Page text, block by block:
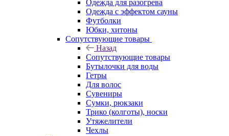
Одежда для разогрева
Одежда с эффектом сауны
Футболки
Юбки, хитоны
Сопутствующие товары
Назад
Сопутствующие товары
Бутылочки для воды
Гетры
Для волос
Сувениры
Сумки, рюкзаки
Трико (колготы), носки
Утяжелители
Чехлы